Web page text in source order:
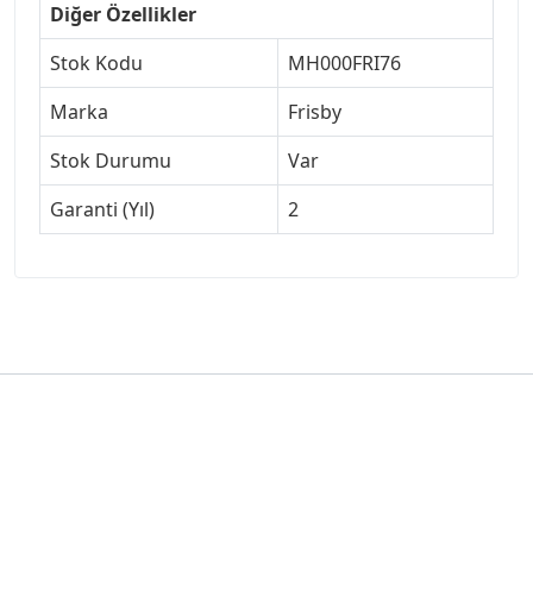
Diğer Özellikler
Stok Kodu
MH000FRI76
Marka
Frisby
Stok Durumu
Var
Garanti (Yıl)
2